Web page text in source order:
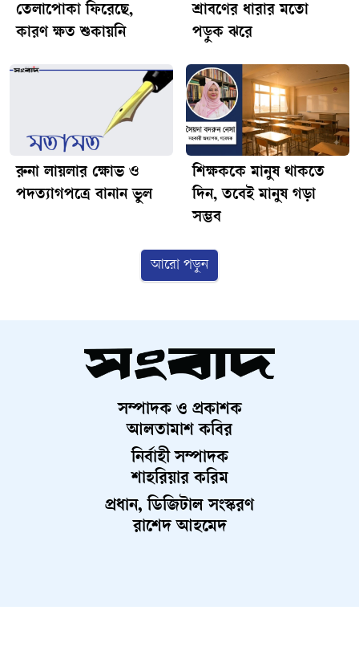
তেলাপোকা ফিরেছে,
কারণ ক্ষত শুকায়নি
শ্রাবণের ধারার মতো
পড়ুক ঝরে
রুনা লায়লার ক্ষোভ ও
পদত্যাগপত্রে বানান ভুল
শিক্ষককে মানুষ থাকতে
দিন, তবেই মানুষ গড়া
সম্ভব
আরো পড়ুন
সম্পাদক ও প্রকাশক
আলতামাশ কবির
নির্বাহী সম্পাদক
শাহরিয়ার করিম
প্রধান, ডিজিটাল সংস্করণ
রাশেদ আহমেদ